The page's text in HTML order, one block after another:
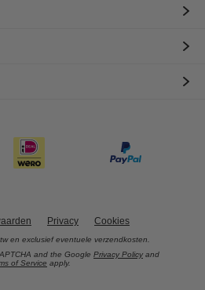
Privacy Cookies
en exclusief eventuele verzendkosten.
and the Google Privacy Policy and
of Service apply.